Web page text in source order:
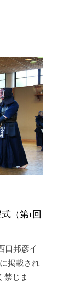
（第1回
口邦彦イ
掲載され
禁じま